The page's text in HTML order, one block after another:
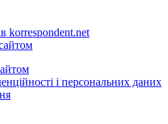
korrespondent.net
і персональних даних